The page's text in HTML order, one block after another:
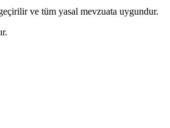
ve tüm yasal mevzuata uygundur.